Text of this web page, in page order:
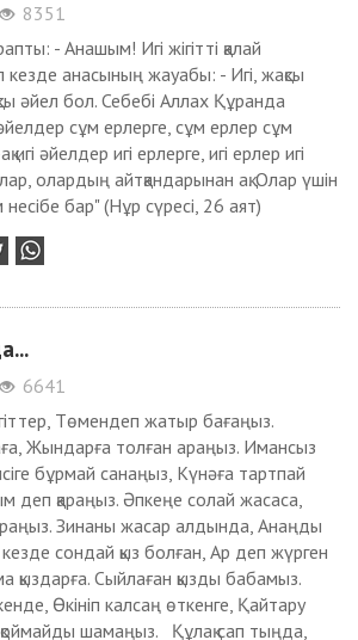
8351
- Анашым! Игі жігітті қалай
анасының жауабы: - Игі, жақсы
әйел бол. Себебі Аллах Құранда
сұм ерлерге, сұм ерлер сұм
әйелдер игі ерлерге, игі ерлер игі
олардың айтқандарынан ақ. Олар үшін
несібе бар" (Нұр сүресі, 26 аят)
6641
Төмендеп жатыр бағаңыз.
Жындарға толған араңыз. Имансыз
бұрмай санаңыз, Күнәға тартпай
деп қараңыз. Әпкеңе солай жасаса,
Зинаны жасар алдында, Анаңды
сондай қыз болған, Ар деп жүрген
қыздарға. Сыйлаған қызды бабамыз.
Өкініп калсаң өткенге, Қайтару
шамаңыз. Құлақ сап тыңда,